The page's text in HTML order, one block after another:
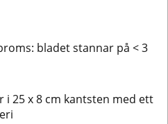
bladet stannar på < 3
i 25 x 8 cm kantsten med ett